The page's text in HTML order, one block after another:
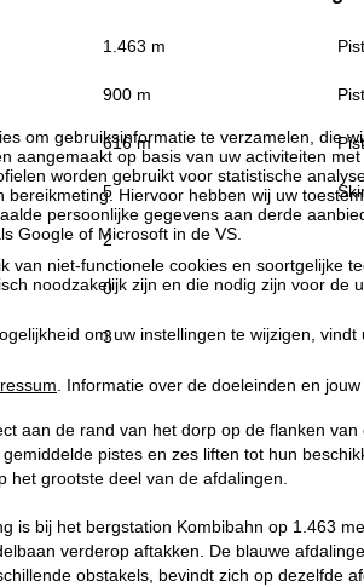
om gebruiksinformatie te verzamelen, die
aangemaakt op basis van uw activiteiten
worden gebruikt voor statistische
Hiervoor hebben wij uw
persoonlijke gegevens aan derde
Google of Microsoft in de VS.
van niet-functionele cookies en soortgelijke
noodzakelijk zijn en die nodig zijn voor de
om uw instellingen te wijzigen, vindt
. Informatie over de doeleinden en
1.463 m
900 m
616 m
5
2
0
3
aan de rand van het dorp op de flanken
pistes en zes liften tot hun
grootste deel van de afdalingen.
is bij het bergstation Kombibahn op 1.463
verderop aftakken. De blauwe
obstakels, bevindt zich op dezelfde